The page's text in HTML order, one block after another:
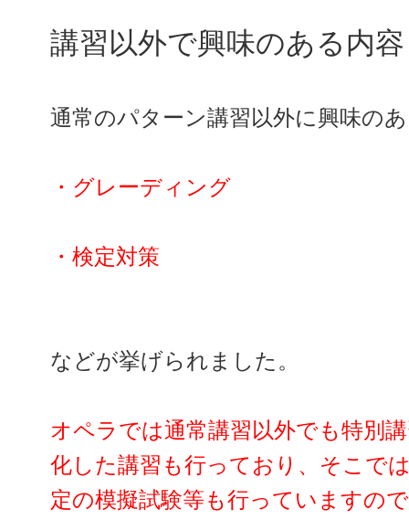
講習以外で興味のある内容
通常のパターン講習以外に興味の
・グレーディング
・検定対策
などが挙げられました。
オペラでは通常講習以外でも特別
化した講習も行っており、そこで
定の模擬試験等も行っていますの